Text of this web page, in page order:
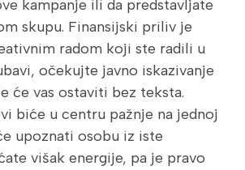
kampanje ili da predstavljate
skupu. Finansijski priliv je
radom koji ste radili u
očekujte javno iskazivanje
će vas ostaviti bez teksta.
biće u centru pažnje na jednoj
upoznati osobu iz iste
višak energije, pa je pravo